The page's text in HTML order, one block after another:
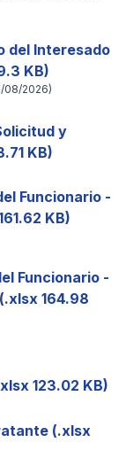
del Interesado
KB)
08/2026)
y
KB)
Funcionario -
KB)
Funcionario -
164.98
123.02 KB)
(.xlsx